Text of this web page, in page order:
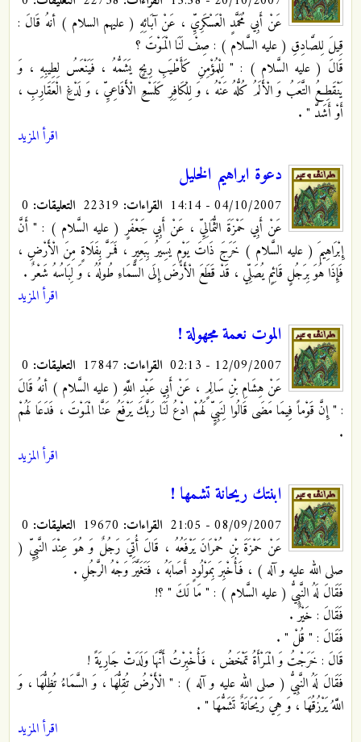
عَنْ أَبِي مُحَمَّدٍ الْعَسْكَرِيِّ ، عَنْ آبَائِهِ ( عليهم السلام ) أنهُ قَالَ :
قِيلَ لِلصَّادِقِ ( عليه السَّلام ) : صِفْ لَنَا الْمَوْتَ ؟
قَالَ ( عليه السَّلام ) : " لِلْمُؤْمِنِ كَأَطْيَبِ رِيحٍ يَشَمُّهُ ، فَيَنْعَسُ لِطِيبِهِ ، وَ
يَنْقَطِعُ التَّعَبُ وَ الْأَلَمُ كُلُّهُ عَنْهُ ، وَ لِلْكَافِرِ كَلَسْعِ الْأَفَاعِيِّ ، وَ لَدْغِ الْعَقَارِبِ ،
أَوْ أَشَدَّ " .
اقرأ المزيد
دعوة ابراهيم الخليل
04/10/2007 - 14:14 القراءات: التعليقات:
عَنْ أَبِي حَمْزَةَ الثُّمَالِيِّ ، عَنْ أَبِي جَعْفَرٍ ( عليه السَّلام ) : " أَنَّ
إِبْرَاهِيمَ ( عليه السَّلام ) خَرَجَ ذَاتَ يَوْمٍ يَسِيرُ بِبَعِيرٍ ، فَمَرَّ بِفَلَاةٍ مِنَ الْأَرْضِ ،
فَإِذَا هُوَ بِرَجُلٍ قَائِمٍ يُصَلِّي ، قَدْ قَطَعَ الْأَرْضَ إِلَى السَّمَاءِ طُولُهُ ، وَ لِبَاسُهُ شَعْرٌ .
اقرأ المزيد
الموت نعمة مجهولة !
12/09/2007 - 02:13 القراءات: التعليقات:
عَنْ هِشَامِ بْنِ سَالِمٍ ، عَنْ أَبِي عَبْدِ اللَّهِ ( عليه السَّلام ) أنهُ قَالَ
: " إِنَّ قَوْماً فِيمَا مَضَى قَالُوا لِنَبِيٍّ لَهُمْ ادْعُ لَنَا رَبَّكَ يَرْفَعُ عَنَّا الْمَوْتَ ، فَدَعَا لَهُمْ
.
اقرأ المزيد
ابنتك ريحانة تشمها !
08/09/2007 - 21:05 القراءات: التعليقات:
عَنْ حَمْزَةَ بْنِ حُمْرَانَ يَرْفَعُهُ ، قَالَ أُتِيَ رَجُلٌ وَ هُوَ عِنْدَ النَّبِيِّ (
صلى الله عليه و آله ) ، فَأُخْبِرَ بِمَوْلُودٍ أَصَابَهُ ، فَتَغَيَّرَ وَجْهُ الرَّجُلِ .
فَقَالَ لَهُ النَّبِيُّ ( عليه السَّلام ) : " مَا لَكَ " ؟!
فَقَالَ : خَيْرٌ .
فَقَالَ : " قُلْ " .
قَالَ : خَرَجْتُ وَ الْمَرْأَةُ تَمْخَضُ ، فَأُخْبِرْتُ أَنَّهَا وَلَدَتْ جَارِيَةً !
فَقَالَ لَهُ النَّبِيُّ ( صلى الله عليه و آله ) : " الْأَرْضُ تُقِلُّهَا ، وَ السَّمَاءُ تُظِلُّهَا ، وَ
اللَّهُ يَرْزُقُهَا ، وَ هِيَ رَيْحَانَةٌ تَشَمُّهَا " .
اقرأ المزيد